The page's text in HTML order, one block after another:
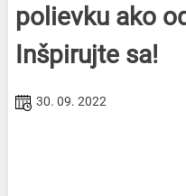
polievku ako
Inšpirujte sa!
30. 09. 2022